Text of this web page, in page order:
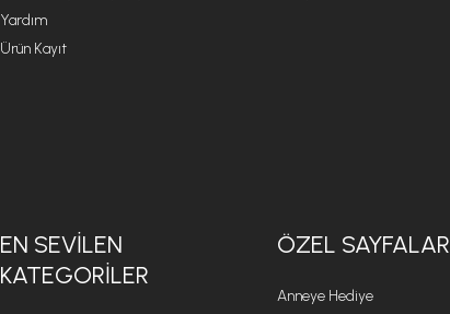
Yardım
Ürün Kayıt
EN SEVILEN
KATEGORILER
ÖZEL SAYFALAR
Anneye Hediye